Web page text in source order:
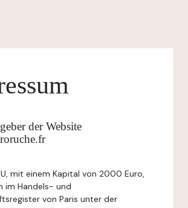
der Website
mit einem Kapital von 2000 Euro,
im Handels- und
von Paris unter der